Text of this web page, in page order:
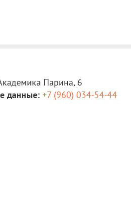
Парина, 6
данные: +7 (960) 034-54-44